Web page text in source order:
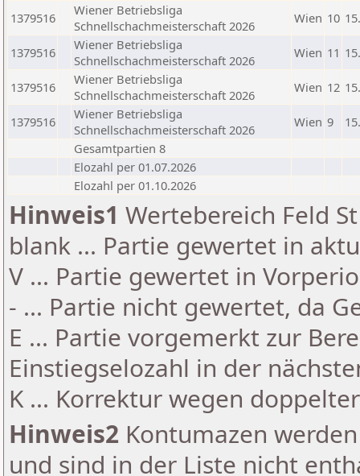
1379516
Wiener Betriebsliga
Schnellschachmeisterschaft 2026
Wien 10
1379516
Wiener Betriebsliga
Schnellschachmeisterschaft 2026
Wien 11
1379516
Wiener Betriebsliga
Schnellschachmeisterschaft 2026
Wien 12
1379516
Wiener Betriebsliga
Schnellschachmeisterschaft 2026
Wien 9
Gesamtpartien 8
Elozahl per 01.07.2026
Elozahl per 01.10.2026
Hinweis1 Wertebereich Feld
blank ... Partie gewertet in
V ... Partie gewertet in
- ... Partie nicht gewertet, da
E ... Partie vorgemerkt zur
Einstiegselozahl in der
K ... Korrektur wegen
Hinweis2 Kontumazen
und sind in der Liste nicht